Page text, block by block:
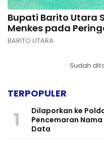
Bupati Barito Utara
Menkes pada
BARITO UTARA
Sudah
TERPOPULER
1
Dilaporkan ke
Pencemaran Nama
Data